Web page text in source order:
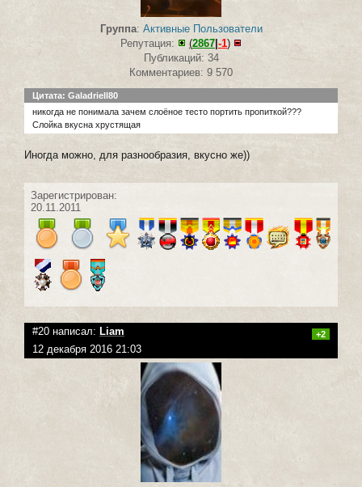
Группа: Активные Пользователи
Репутация:
(2867 -1)
Публикаций: 34
Комментариев: 9 570
Цитата: Galadriell80
никогда не понимала зачем слоёное тесто портить пропиткой???
Слойка вкусна хрустящая
Иногда можно, для разнообразия, вкусно же))
Зарегистрирован:
20.11.2011
#20 написал: Liam +2
12 декабря 2016 21:03